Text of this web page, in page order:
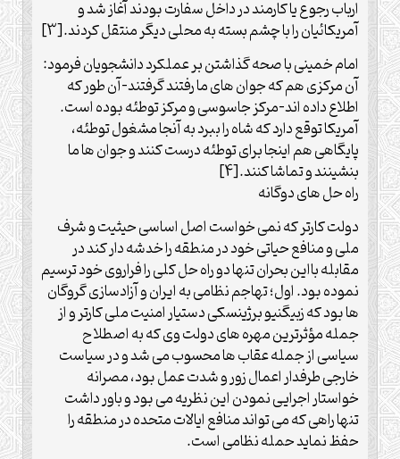
ارباب رجوع یا کارمند در داخل سفارت بودند آغاز شد و
آمریکائیان را با چشم بسته به محلی دیگر منتقل کردند.[3]
امام خمینی با صحه گذاشتن بر عملکرد دانشجویان فرمود:
آن مرکزی هم که جوان های ما رفتند گرفتند-آن طور که
اطلاع داده اند-مرکز جاسوسی و مرکز توطئه بوده است.
آمریکا توقع دارد که شاه را ببرد به آنجا مشغول توطئه،
پایگاهی هم اینجا برای توطئه درست کنند و جوان ها ما
بنشینند و تماشا کنند.[4]
راه حل های دوگانه
دولت کارتر که نمی خواست اصل اساسی حیثیت و شرف
ملی و منافع حیاتی خود در منطقه را خدشه دار کند در
مقابله بااین بحران تنها دو راه حل کلی را فراروی خود ترسیم
نموده بود. اول؛ تهاجم نظامی به ایران و آزادسازی گروگان
ها بود که زبیگنیو برژینسکی دستیار امنیت ملی کارتر و از
جمله مؤثرترین مهره های دولت وی که به اصطلاح
سیاسی از جمله عقاب ها محسوب می شد و در سیاست
خارجی طرفدار اعمال زور و شدت عمل بود، مصرانه
خواستار اجرایی نمودن این نظریه می بود و باور داشت
تنها راهی که می تواند منافع ایالات متحده در منطقه را
حفظ نماید حمله نظامی است.